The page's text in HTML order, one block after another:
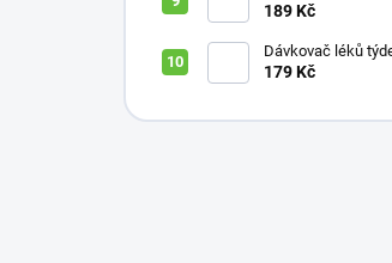
pro zdravotnický
189 Kč
Dávkovač léků
denní 3 části, různé
179 Kč